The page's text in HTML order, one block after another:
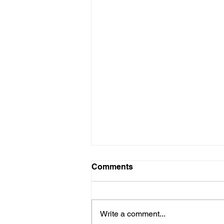
Probleme probleme
Die hoop het toe nie beskaam
noemenswaardige resensie –
Comments
Write a comment...